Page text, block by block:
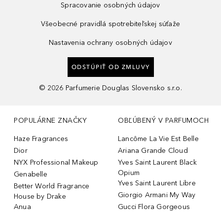
Spracovanie osobných údajov
Všeobecné pravidlá spotrebiteľskej súťaže
Nastavenia ochrany osobných údajov
ODSTÚPIŤ OD ZMLUVY
© 2026 Parfumerie Douglas Slovensko s.r.o.
POPULÁRNE ZNAČKY
Haze Fragrances
Dior
NYX Professional Makeup
Genabelle
Better World Fragrance
House by Drake
Anua
OBĽÚBENÝ V PARFUMOCH
Lancôme La Vie Est Belle
Ariana Grande Cloud
Yves Saint Laurent Black
Opium
Yves Saint Laurent Libre
Giorgio Armani My Way
Gucci Flora Gorgeous